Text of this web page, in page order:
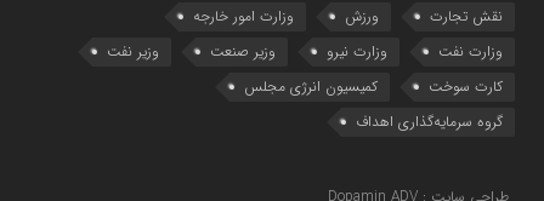
نقش تجارت
ورزش
وزارت امور خارجه
وزارت نفت
وزارت نیرو وزیر صنعت
وزیر نفت
کارت سوخت
کمیسیون انرژی مجلس
گروه سرمایه‌‌گذاری اهداف